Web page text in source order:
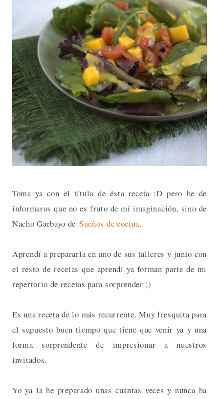
Toma ya con el título de ésta receta :D pero he de
informaros que no es fruto de mi imaginación, sino de
Nacho Garbayo de Sueños de cocina.
Aprendí a prepararla en uno de sus talleres y junto con
el resto de recetas que aprendí ya forman parte de mi
repertorio de recetas para sorprender ;)
Es una receta de lo más recurrente. Muy fresquita para
el supuesto buen tiempo que tiene que venir ya y una
forma sorprendente de impresionar a nuestros
invitados.
Yo ya la he preparado unas cuántas veces y nunca ha